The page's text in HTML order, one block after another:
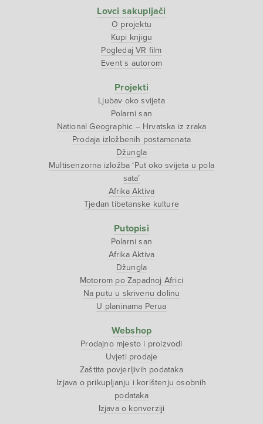
Lovci sakupljači
O projektu
Kupi knjigu
Pogledaj VR film
Event s autorom
Projekti
Ljubav oko svijeta
Polarni san
National Geographic – Hrvatska iz zraka
Prodaja izložbenih postamenata
Džungla
Multisenzorna izložba ‘Put oko svijeta u pola
sata’
Afrika Aktiva
Tjedan tibetanske kulture
Putopisi
Polarni san
Afrika Aktiva
Džungla
Motorom po Zapadnoj Africi
Na putu u skrivenu dolinu
U planinama Perua
Webshop
Prodajno mjesto i proizvodi
Uvjeti prodaje
Zaštita povjerljivih podataka
Izjava o prikupljanju i korištenju osobnih
podataka
Izjava o konverziji